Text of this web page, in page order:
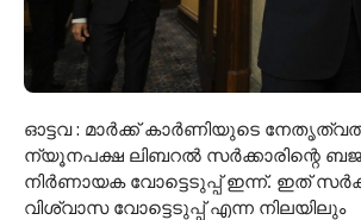
ഓട്ടവ : മാർക്ക് കാർണിയുടെ
ന്യൂനപക്ഷ ലിബറൽ സർക്കാരിന്റെ
നിർണായക വോട്ടെടുപ്പ് ഇന്ന്. ഇത്
വിശ്വാസ വോട്ടെടുപ്പ് എന്ന നിലയിലും